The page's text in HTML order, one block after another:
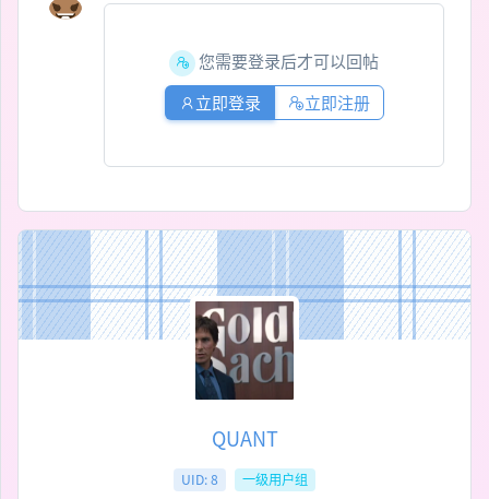
您需要登录后才可以回帖
立即登录
立即注册
QUANT
UID: 8 一级用户组